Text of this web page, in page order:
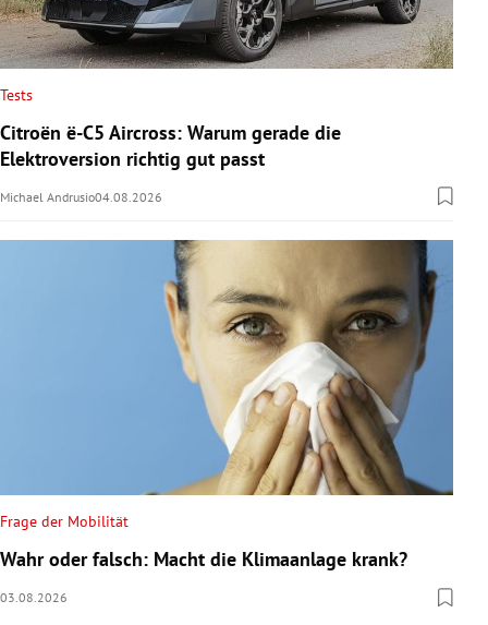
Tests
Citroën ë-C5 Aircross: Warum gerade die
Elektroversion richtig gut passt
Michael Andrusio04.08.2026
Frage der Mobilität
Wahr oder falsch: Macht die Klimaanlage krank?
03.08.2026